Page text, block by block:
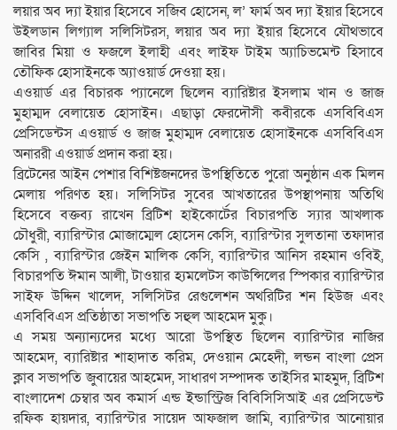
লয়ার অব দ্যা ইয়ার হিসেবে সজিব হোসেন, ল’ ফার্ম অব দ্যা ইয়ার হিসেবে
উইলডান লিগ্যাল সলিসিটরস, লয়ার অব দ্যা ইয়ার হিসেবে যৌথভাবে
জাবির মিয়া ও ফজলে ইলাহী এবং লাইফ টাইম অ্যাচিভমেন্ট হিসাবে
তৌফিক হোসাইনকে অ্যাওয়ার্ড দেওয়া হয়।
এওয়ার্ড এর বিচারক প্যানেলে ছিলেন ব্যারিষ্টার ইসলাম খান ও জাজ
মুহাম্মদ বেলায়েত হোসাইন। এছাড়া ফেরদৌসী কবীরকে এসবিবিএস
প্রেসিডেন্টস এওয়ার্ড ও জাজ মুহাম্মদ বেলায়েত হোসাইনকে এসবিবিএস
অনাররী এওয়ার্ড প্রদান করা হয়।
ব্রিটেনের আইন পেশার বিশিষ্টজনদের উপস্থিতিতে পুরো অনুষ্ঠান এক মিলন
মেলায় পরিণত হয়। সলিসিটর সুবের আখতারের উপস্থাপনায় অতিথি
হিসেবে বক্তব্য রাখেন ব্রিটিশ হাইকোর্টের বিচারপতি স্যার আখলাক
চৌধুরী, ব্যারিস্টার মোজাম্মেল হোসেন কেসি, ব্যারিস্টার সুলতানা তফাদার
কেসি , ব্যারিস্টার জেইন মালিক কেসি, ব্যারিস্টার আনিস রহমান ওবিই,
বিচারপতি ঈমান আলী, টাওয়ার হ্যমলেটস কাউন্সিলের স্পিকার ব্যারিস্টার
সাইফ উদ্দিন খালেদ, সলিসিটর রেগুলেশন অথরিটির শন হিউজ এবং
এসবিবিএস প্রতিষ্ঠাতা সভাপতি সহুল আহমেদ মুকু।
এ সময় অন্যান্যদের মধ্যে আরো উপস্থিত ছিলেন ব্যারিস্টার নাজির
আহমেদ, ব্যারিষ্টার শাহাদাত করিম, দেওয়ান মেহেদী, লন্ডন বাংলা প্রেস
ক্লাব সভাপতি জুবায়ের আহমেদ, সাধারণ সম্পাদক তাইসির মাহমুদ, ব্রিটিশ
বাংলাদেশ চেম্বার অব কমার্স এন্ড ইন্ডাস্ট্রিজ বিবিসিসিআই এর প্রেসিডেন্ট
রফিক হায়দার, ব্যারিস্টার সায়েদ আফজাল জামি, ব্যারিস্টার আনোয়ার